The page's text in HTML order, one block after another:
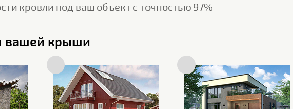
Характеристики поверхности
Толщина полимерного
покрытия
25 мкм
Текстура поверхности Гладкая
кровли под ваш объект с точностью 97%
вашей крыши